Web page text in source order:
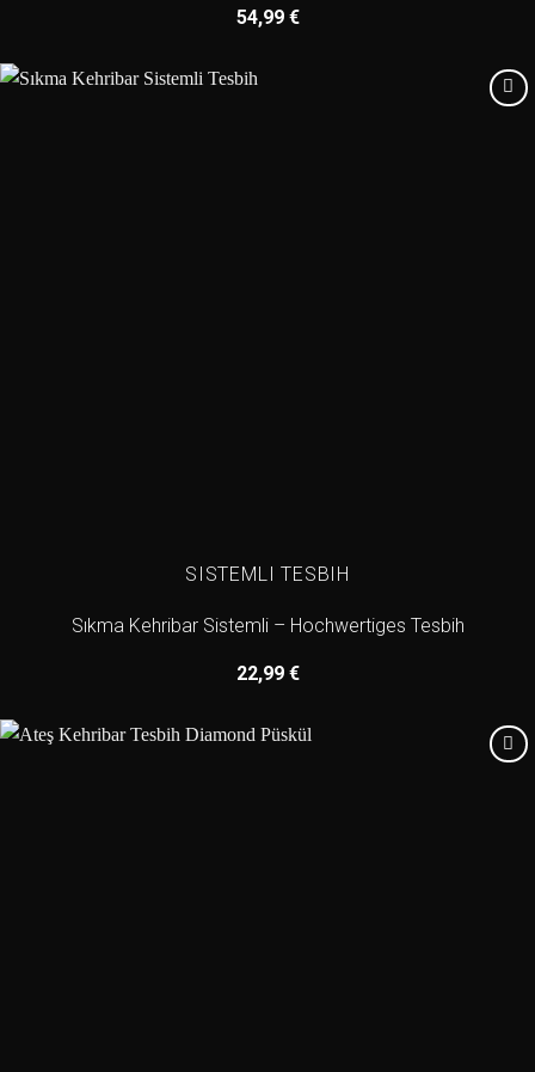
54,99 €
SISTEMLI TESBIH
Sıkma Kehribar Sistemli – Hochwertiges Tesbih
22,99 €